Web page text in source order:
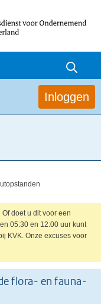
Inloggen
doet u dit voor een
05:30 en 12:00 uur kunt
KVK. Onze excuses voor
flora- en fauna-